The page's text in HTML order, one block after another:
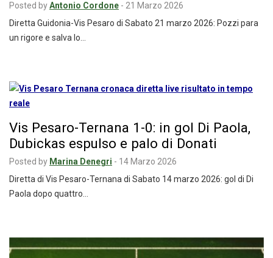
Posted byAntonio Cordone - 21 Marzo 2026
Diretta Guidonia-Vis Pesaro di Sabato 21 marzo 2026: Pozzi para
un rigore e salva lo…
Vis Pesaro-Ternana 1-0: in gol Di Paola,
Dubickas espulso e palo di Donati
Posted by Marina Denegri - 14 Marzo 2026
Diretta di Vis Pesaro-Ternana di Sabato 14 marzo 2026: gol di Di
Paola dopo quattro…